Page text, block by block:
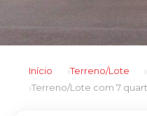
Início Terreno/Lote